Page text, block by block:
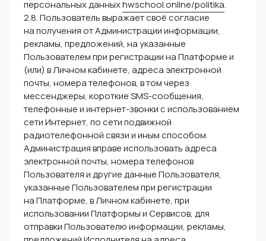
персональных данныхhwschool.online/politika.
2.8. Пользователь выражает своё согласие
на получения от Администрации информации,
рекламы, предложений, на указанные
Пользователем при регистрации на Платформе и
(или) в Личном кабинете, адреса электронной
почты, номера телефонов, в том через
мессенджеры, короткие SMS-сообщения,
телефонные и интернет-звонки с использованием
сети Интернет, по сети подвижной
радиотелефонной связи и иным способом.
Администрация вправе использовать адреса
электронной почты, номера телефонов
Пользователя и другие данные Пользователя,
указанные Пользователем при регистрации
на Платформе, в Личном кабинете, при
использовании Платформы и Сервисов, для
отправки Пользователю информации, рекламы,